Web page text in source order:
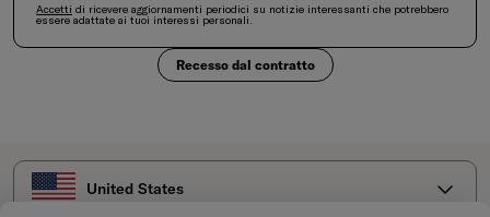
Accetti di ricevere aggiornamenti periodici su notizie interessanti che potrebbero
essere adattate ai tuoi interessi personali.
Recesso dal contratto
Seleziona il tuo paese
United States